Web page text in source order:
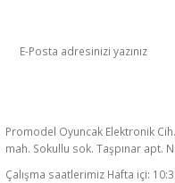
Promodel Oyuncak Elektronik
mah. Sokullu sok. Taşpınar apt.
Çalışma saatlerimiz Hafta içi: